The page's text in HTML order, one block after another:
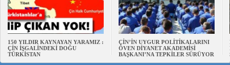
150 YILDIR KAYNAYAN YARAMIZ :
ÇİN İŞGALİNDEKİ DOĞU
TÜRKİSTAN
ÇİN’İN UYGUR POLİTİKALARINI
ÖVEN DİYANET AKADEMİSİ
BAŞKANI’NA TEPKİLER SÜRÜYOR